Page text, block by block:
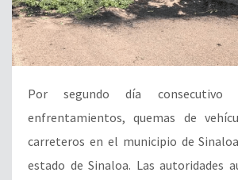
Por segundo día consecutivo
enfrentamientos, quemas de
carreteros en el municipio de
estado de Sinaloa. Las autoridades